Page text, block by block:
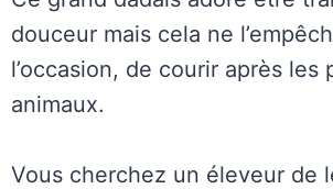
douceur mais cela ne
l’occasion, de courir après les
animaux.
Vous cherchez un éleveur de